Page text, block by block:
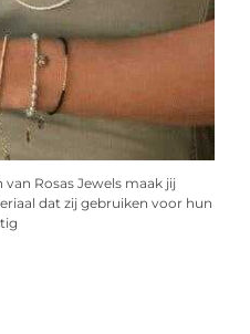
Rosas Jewels maak jij
dat zij gebruiken voor hun